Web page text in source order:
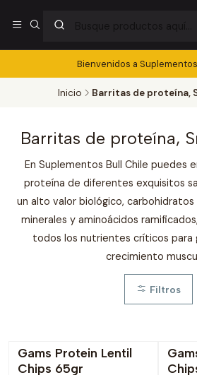
Bienvenidos a
Inicio Barritas de proteína,
Barritas de proteína,
En Suplementos Bull Chile puedes
proteína de diferentes exquisitos
un alto valor biológico,
minerales y aminoácidos
todos los nutrientes críticos para
crecimiento
Filtros
-17% OFF
Gams Protein Lentil
Chips 65gr
-